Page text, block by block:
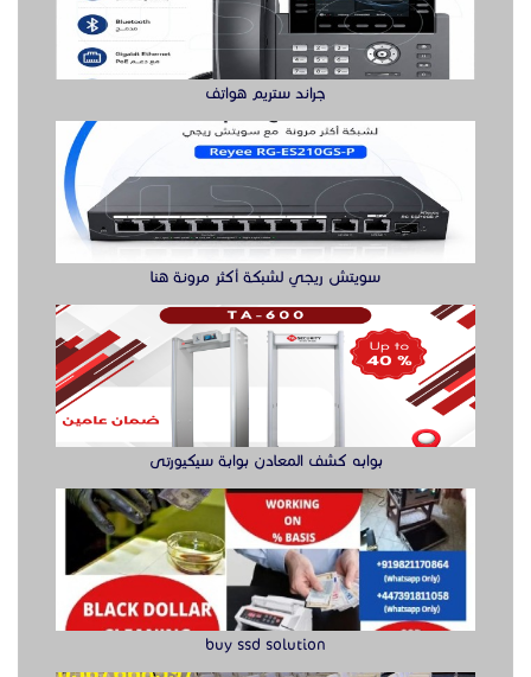
بوابه كشف المعادن بوابة سيكيورتى
buy ssd solution
كراسي حضور عالية الجودة للمعارض